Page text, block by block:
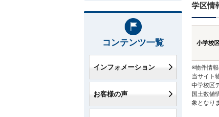
学区情
小学校
※物件情
当サイト
中学校区
国土数値
象となり
コンテンツ一覧
インフォメーション
お客様の声